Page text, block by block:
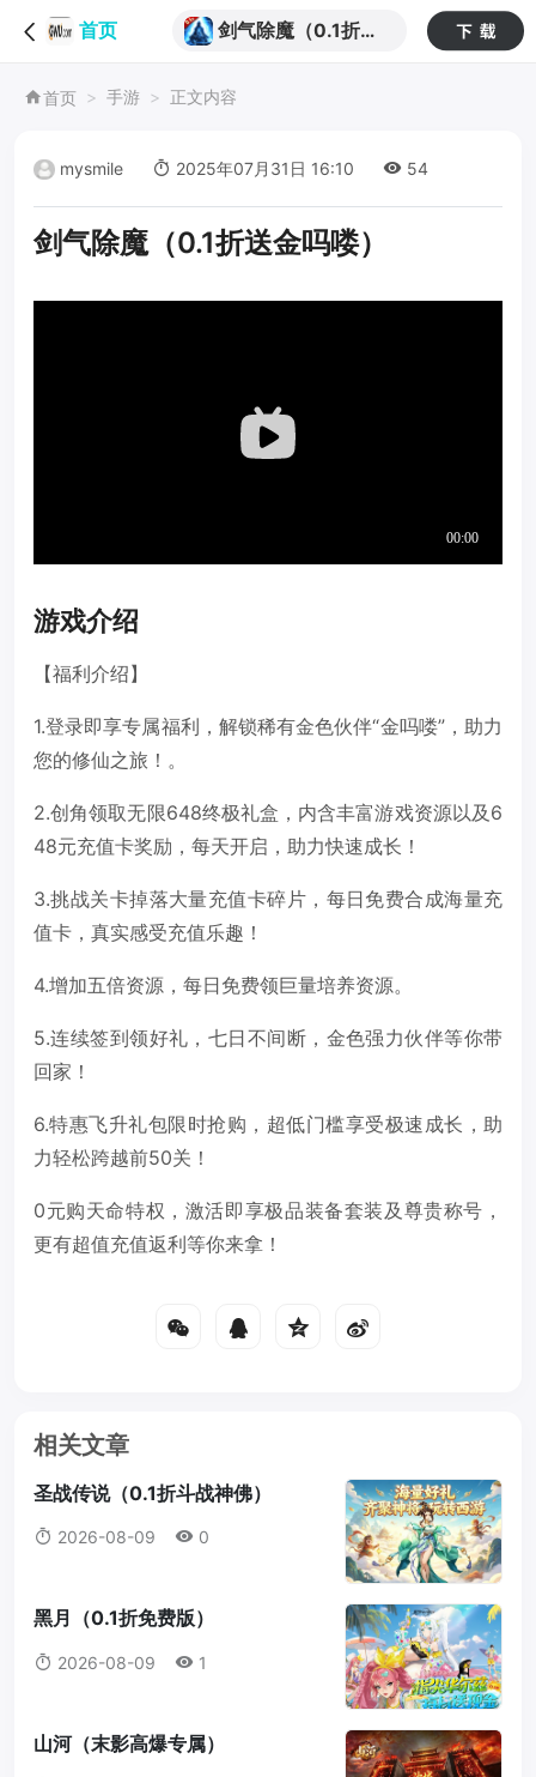
首页
剑气除魔（0.1折送
首页 手游 正文内容
mysmile 2025年07月31日 16:10 54
剑气除魔（0.1折送金吗喽）
游戏介绍
【福利介绍】
1.登录即享专属福利，解锁稀有金色伙伴“金吗喽”，助力
您的修仙之旅！。
2.创角领取无限648终极礼盒，内含丰富游戏资源以及6
48元充值卡奖励，每天开启，助力快速成长！
3.挑战关卡掉落大量充值卡碎片，每日免费合成海量充
值卡，真实感受充值乐趣！
4.增加五倍资源，每日免费领巨量培养资源。
5.连续签到领好礼，七日不间断，金色强力伙伴等你带
回家！
6.特惠飞升礼包限时抢购，超低门槛享受极速成长，助
力轻松跨越前50关！
0元购天命特权，激活即享极品装备套装及尊贵称号，
更有超值充值返利等你来拿！
相关文章
圣战传说（0.1折斗战神佛）
2026-08-09 0
黑月（0.1折免费版）
2026-08-09 1
山河（末影高爆专属）